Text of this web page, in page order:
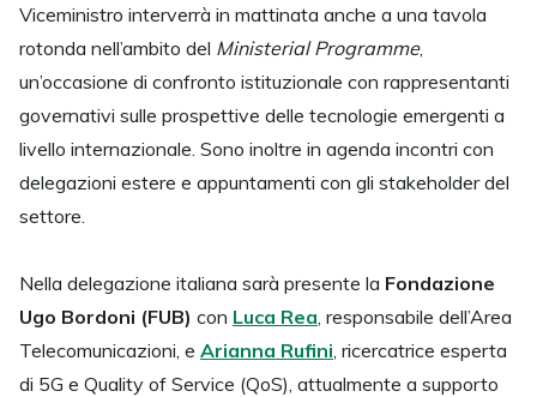
Viceministro interverrà in mattinata anche a una tavola
rotonda nell’ambito del Ministerial Programme,
un’occasione di confronto istituzionale con rappresentanti
governativi sulle prospettive delle tecnologie emergenti a
livello internazionale. Sono inoltre in agenda incontri con
delegazioni estere e appuntamenti con gli stakeholder del
settore.
Nella delegazione italiana sarà presente la Fondazione
Ugo Bordoni (FUB) con Luca Rea , responsabile dell’Area
Telecomunicazioni, e Arianna Rufini , ricercatrice esperta
di 5G e Quality of Service (QoS), attualmente a supporto